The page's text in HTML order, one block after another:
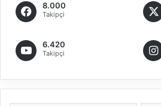
8.000
Takipçi
6.420
Takipçi